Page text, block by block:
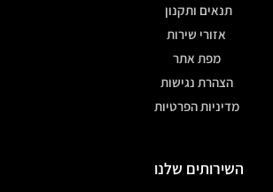
תנאים ותקנון
אזורי שירות
מפת אתר
הצהרת נגישות
מדיניות הפרטיות
השירותים שלנו